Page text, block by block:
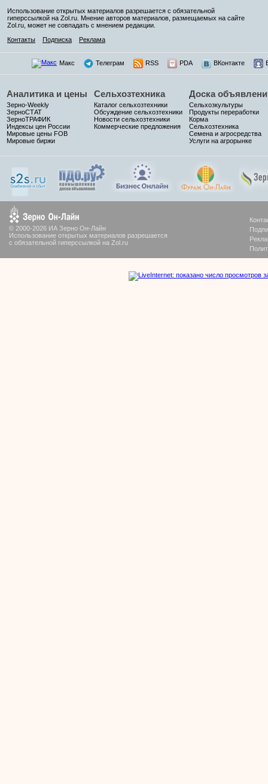
Использование открытых материалов разрешается с обязательной
гиперссылкой на Zol.ru. Мнение авторов материалов, размещаемых на сайте
Zol.ru, может не совпадать с мнением редакции.
Контакты
Подписка Реклама
Макс Телеграм RSS PDA ВКонтакте
Аналитика и цены
Зерно-Weekly
ЗерноСТАТ
ЗерноТРАФИК
Индексы цен России
Мировые цены FOB
Мировые биржи
Сельхозтехника
Каталог сельхозтехники
Обсуждение сельхозтехники
Новости сельхозтехники
Коммерческие предложения
Доска
Сельхозкультуры
Продукты переработки
Корма
Сельхозтехника
Семена и агросредства
Услуги на агрорынке
© 2000-2026 ИА Зерно Он-Лайн
Использование открытых материалов разрешается
с обязательной гиперссылкой на Zol.ru